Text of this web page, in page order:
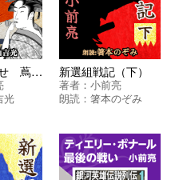
江戸を照らせ 蔦屋重三郎の挑戦
光
新選組戦記（下）
著者：小前亮
朗読：箸本のぞみ